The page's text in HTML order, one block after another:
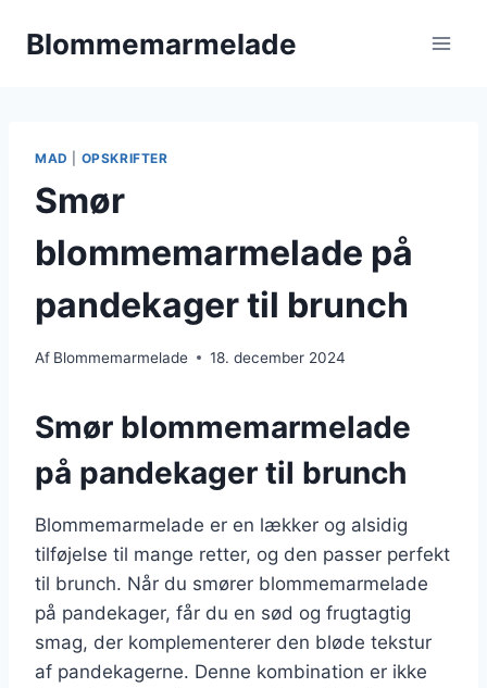
Blommemarmelade
MAD OPSKRIFTER
Smør
blommemarmelade på
pandekager til brunch
Af Blommemarmelade 18. december 2024
Smør blommemarmelade
på pandekager til brunch
Blommemarmelade er en lækker og alsidig
tilføjelse til mange retter, og den passer perfekt
til brunch. Når du smører blommemarmelade
på pandekager, får du en sød og frugtagtig
smag, der komplementerer den bløde tekstur
af pandekagerne. Denne kombination er ikke